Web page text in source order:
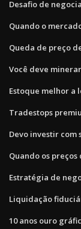
Desafio de
Quando o
Queda de preço
Você deve
Estoque melhor a
Tradestops
Devo investir com
Quando os
Estratégia de
Liquidação
10 anos ouro